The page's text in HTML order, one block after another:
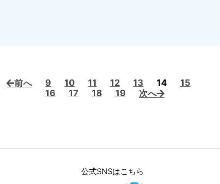
前へ 9 10 11 12 13 14
15
16
17 18 19 次へ
公式SNSはこちら